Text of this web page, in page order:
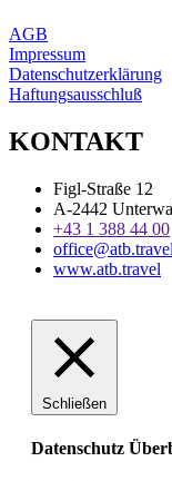
AGB
Impressum
Datenschutzerklärung
Haftungsausschluß
KONTAKT
Figl-Straße 12
A-2442
+43 1 388 44 00
office@atb.travel
www.atb.travel
Schließen
Datenschutz